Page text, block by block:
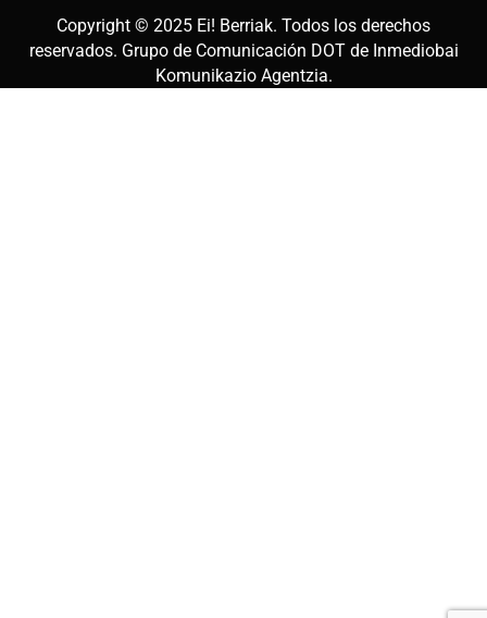
Copyright © 2025 Ei! Berriak. Todos los derechos
reservados. Grupo de Comunicación DOT de Inmediobai
Komunikazio Agentzia.